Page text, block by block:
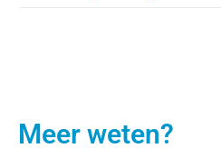
Meer weten?